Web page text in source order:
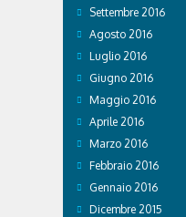
Settembre 2016
Agosto 2016
Luglio 2016
Giugno 2016
Maggio 2016
Aprile 2016
Marzo 2016
Febbraio 2016
Gennaio 2016
Dicembre 2015